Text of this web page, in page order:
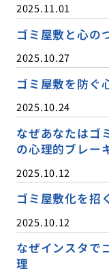
2025.11.01
ゴミ屋敷と心の
2025.10.27
ゴミ屋敷を防ぐ
2025.10.24
なぜあなたはゴ
の心理的ブレー
2025.10.12
ゴミ屋敷化を招
2025.10.12
なぜインスタで
理